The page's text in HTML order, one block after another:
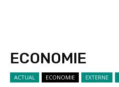
ECONOMIE
ACTUAL ECONOMIE EXTERNE